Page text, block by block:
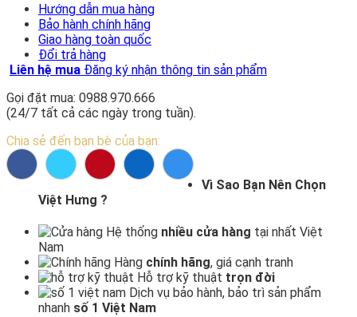
Hướng dẫn mua hàng
Bảo hành chính hãng
Giao hàng toàn quốc
Đổi trả hàng
Liên hệ mua Đăng ký nhận thông tin sản phẩm
Gọi đặt mua: 0988.970.666
(24/7 tất cả các ngày trong tuần).
Chia sẻ đến bạn bè của bạn:
Vì Sao Bạn Nên Chọn
Việt Hưng ?
Hệ thống nhiều cửa hàng tại nhất Việt
Nam
Hàng chính hãng, giá cạnh tranh
Hỗ trợ kỹ thuật trọn đời
Dịch vụ bảo hành, bảo trì sản phẩm
nhanh số 1 Việt Nam